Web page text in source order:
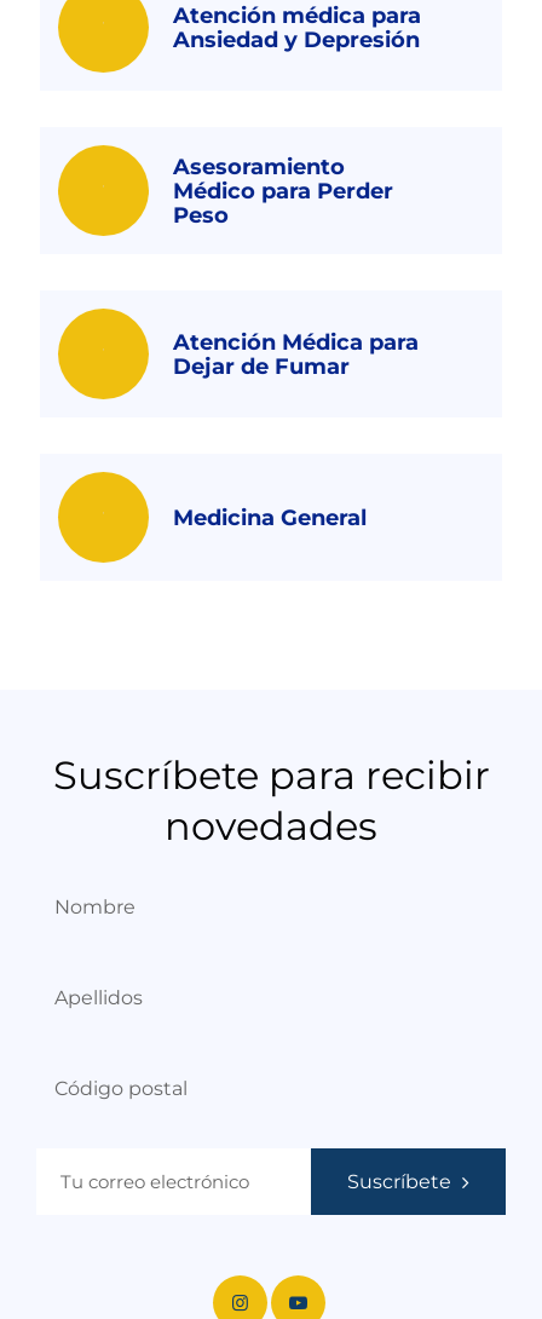
Atención médica para
Ansiedad y Depresión
Asesoramiento
Médico para Perder
Peso
Atención Médica para
Dejar de Fumar
Medicina General
Suscríbete para recibir
novedades
Suscríbete